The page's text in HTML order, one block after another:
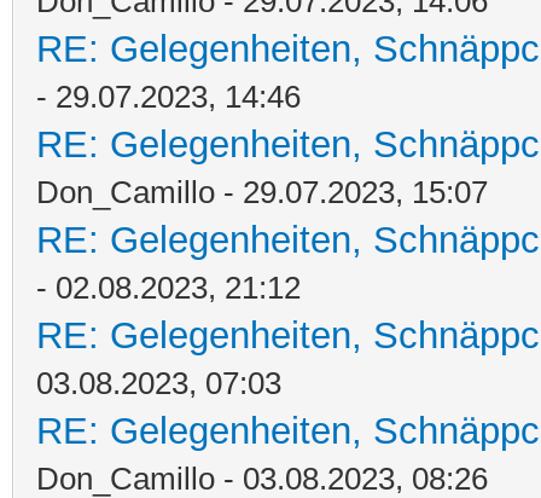
RE: Gelegenheiten,
- 29.07.2023, 14:46
RE: Gelegenheiten,
Don_Camillo - 29.07.2023, 15:07
RE: Gelegenheiten,
- 02.08.2023, 21:12
RE: Gelegenheiten,
03.08.2023, 07:03
RE: Gelegenheiten,
Don_Camillo - 03.08.2023, 08:26